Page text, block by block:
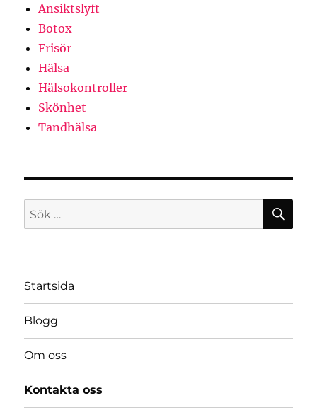
Ansiktslyft
Botox
Frisör
Hälsa
Hälsokontroller
Skönhet
Tandhälsa
Sök
efter:
Startsida
Blogg
Om oss
Kontakta oss